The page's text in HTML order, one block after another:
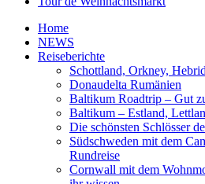
Home
NEWS
Reiseberichte
Schottland, Orkney,
Donaudelta Rumänien
Baltikum Roadtrip – Gut
Baltikum – Estland,
Die schönsten Schlösser
Südschweden mit dem
Rundreise
Cornwall mit dem